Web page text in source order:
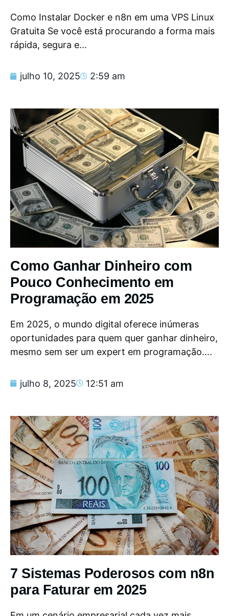
Como Instalar Docker e n8n em uma VPS Linux
Gratuita Se você está procurando a forma mais
rápida, segura e...
julho 10, 2025 2:59 am
Como Ganhar Dinheiro com
Pouco Conhecimento em
Programação em 2025
Em 2025, o mundo digital oferece inúmeras
oportunidades para quem quer ganhar dinheiro,
mesmo sem ser um expert em programação....
julho 8, 2025 12:51 am
7 Sistemas Poderosos com n8n
para Faturar em 2025